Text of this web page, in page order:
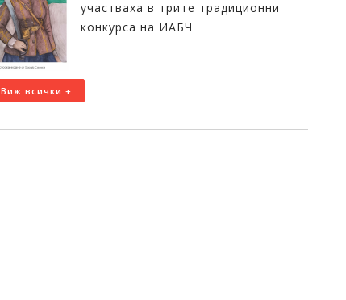
участваха в трите традиционни
конкурса на ИАБЧ
Виж всички +